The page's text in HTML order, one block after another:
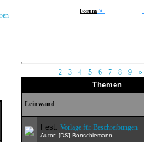
Forum »
2| 3| 4| 5| 6| 7| 8| 9] »
Themen
Leinwand
Fest: Vorlage für Beschreibungen
Autor: [DS]-Bonschiemann